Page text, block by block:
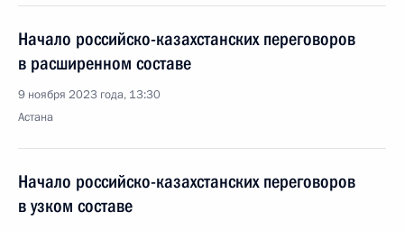
Начало российско-казахстанских переговоров
в расширенном составе
9 ноября 2023 года, 13:30
Астана
Начало российско-казахстанских переговоров
в узком составе